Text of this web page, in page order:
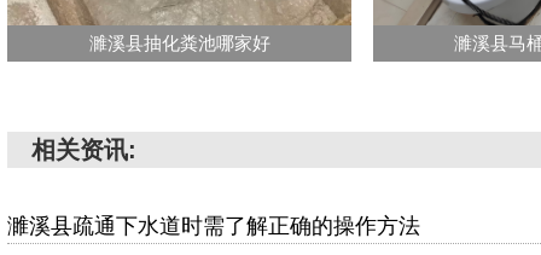
濉溪县抽化粪池哪家好 濉溪县马
相关资讯:
濉溪县疏通下水道时需了解正确的操作方法